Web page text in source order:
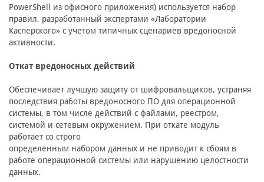
PowerShell из офисного приложения) используется набор
правил, разработанный экспертами «Лаборатории
Касперского» с учетом типичных сценариев вредоносной
активности.
Откат вредоносных действий
Обеспечивает лучшую защиту от шифровальщиков, устраняя
последствия работы вредоносного ПО для операционной
системы, в том числе действий с файлами, реестром,
системой и сетевым окружением. При откате модуль
работает со строго
определенным набором данных и не приводит к сбоям в
работе операционной системы или нарушению целостности
данных.